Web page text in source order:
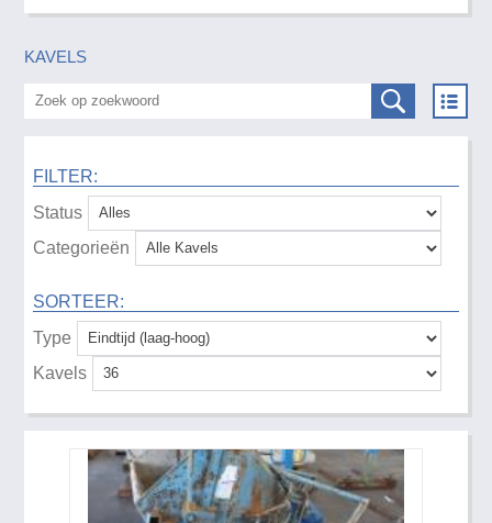
KAVELS
FILTER:
Status
Categorieën
SORTEER:
Type
Kavels